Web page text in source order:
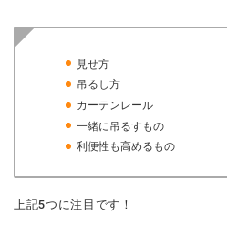
見せ方
吊るし方
カーテンレール
一緒に吊るすもの
利便性も高めるもの
上記5つに注目です！